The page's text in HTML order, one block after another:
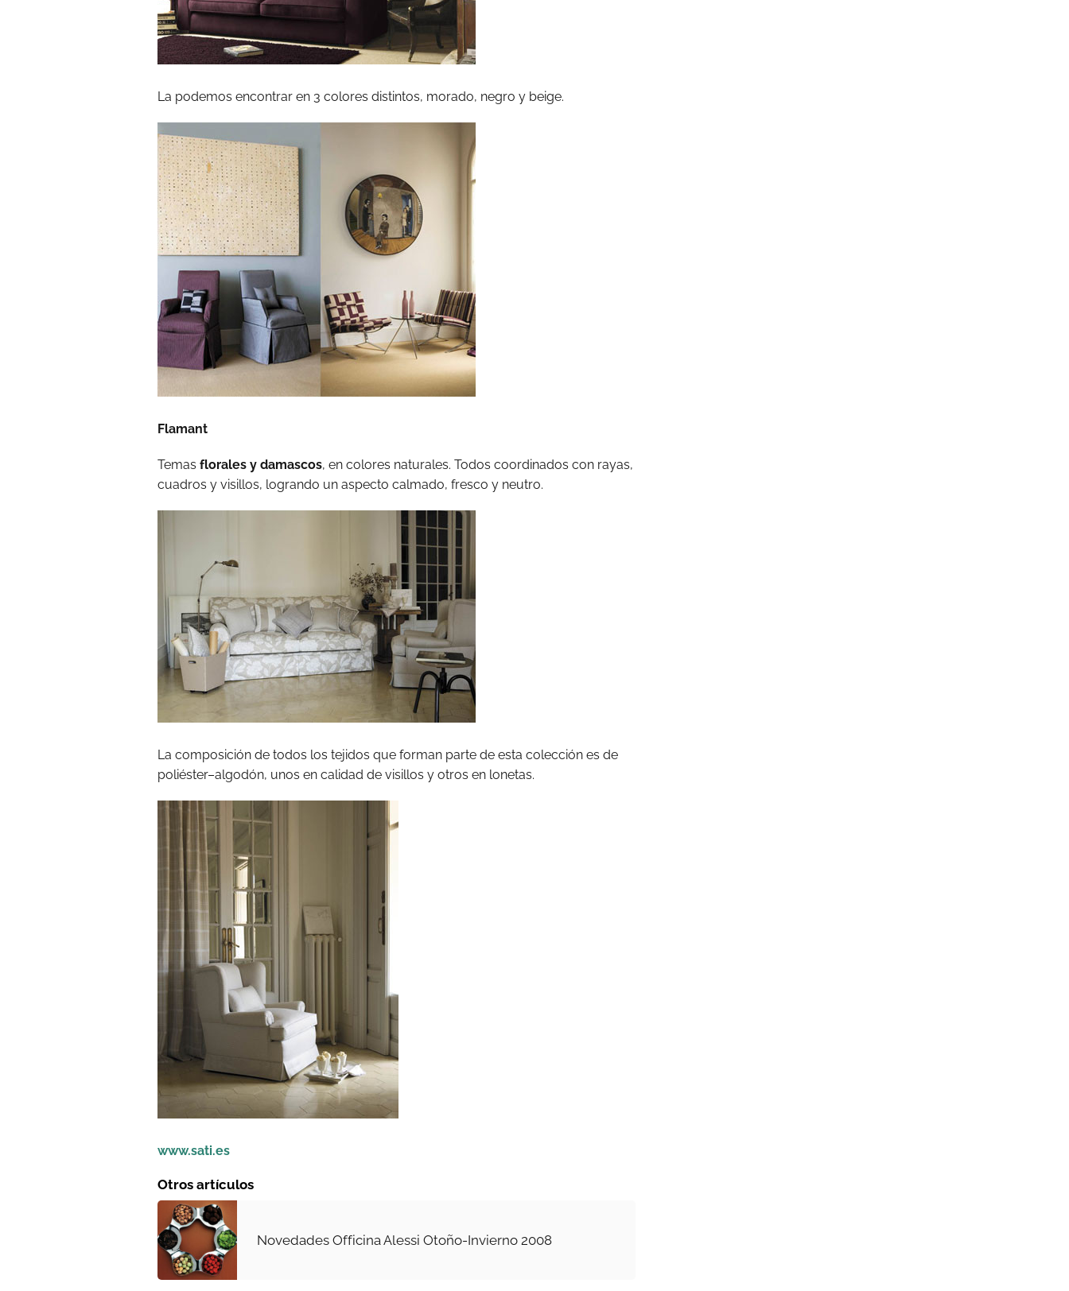
La podemos encontrar en 3 colores distintos, morado, negro y beige.
Flamant
Temas florales y damascos, en colores naturales. Todos coordinados con rayas,
cuadros y visillos, logrando un aspecto calmado, fresco y neutro.
La composición de todos los tejidos que forman parte de esta colección es de
poliéster–algodón, unos en calidad de visillos y otros en lonetas.
www.sati.es
Otros artículos
Novedades Officina Alessi Otoño-Invierno 2008